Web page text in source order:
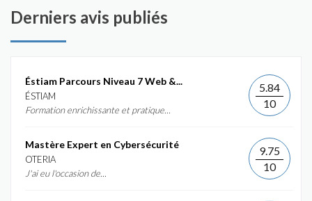
Derniers avis publiés
Éstiam Parcours Niveau 7 Web &...
ÉSTIAM
Formation enrichissante et pratique...
5.84
10
Mastère Expert en Cybersécurité
OTERIA
J'ai eu l'occasion de...
9.75
10